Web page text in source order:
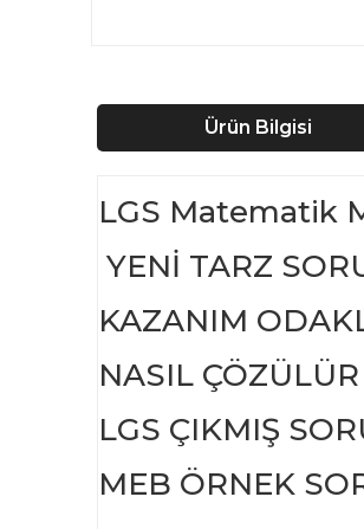
Ürün Bilgisi
LGS Matematik
YENİ TARZ
KAZANIM
NASIL
LGS ÇIKMIŞ
MEB ÖRNEK